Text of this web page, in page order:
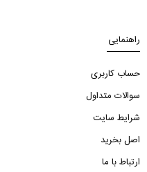
راهنمایی
حساب کاربری
سوالات متداول
شرایط سایت
اصل بخرید
ارتباط با ما